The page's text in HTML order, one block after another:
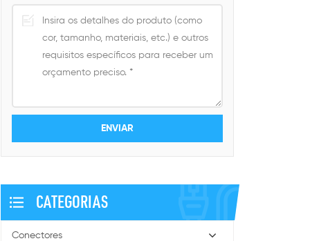
CATEGORIAS
Conectores